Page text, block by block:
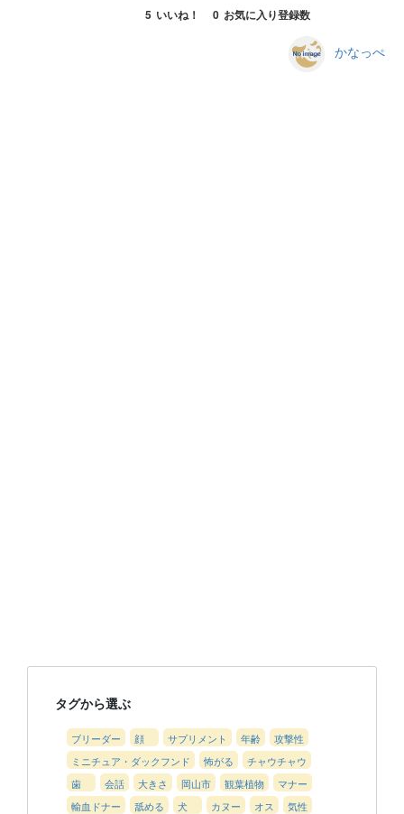
5 いいね！ 0 お気に入り登録数
かなっぺ
タグから選ぶ
ブリーダー 顔 サプリメント 年齢
攻撃性
ミニチュア・ダックフンド
怖がる
チャウチャウ
歯
会話 大きさ 岡山市 観葉植物
マナー
輸血ドナー
舐める 犬 カヌー オス
気性